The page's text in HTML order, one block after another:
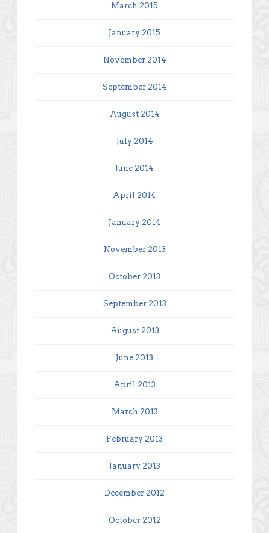
March 2015
January 2015
November 2014
September 2014
August 2014
July 2014
June 2014
April 2014
January 2014
November 2013
October 2013
September 2013
August 2013
June 2013
April 2013
March 2013
February 2013
January 2013
December 2012
October 2012